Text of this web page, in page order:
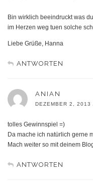
Bin wirklich beeindruckt was
im Herzen weg tuen solche
Liebe Grüße, Hanna
ANTWORTEN
ANIAN
DEZEMBER 2, 2013
tolles Gewinnspiel =)
Da mache ich natürlich gerne
Mach weiter so mit deinem
ANTWORTEN